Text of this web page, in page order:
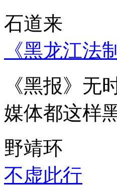
石道来
《黑龙江法
《黑报》无
媒体都这样
野靖环
不虚此行